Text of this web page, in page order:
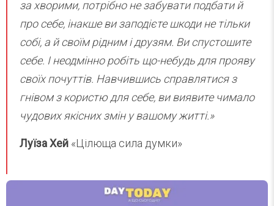
за хворими, потрібно не забувати подбати й
про себе, інакше ви заподієте шкоди не тільки
собі, а й своїм рідним і друзям. Ви спустошите
себе. І неодмінно робіть що-небудь для прояву
своїх почуттів. Навчившись справлятися з
гнівом з користю для себе, ви виявите чимало
чудових якісних змін у вашому житті.»
Луїза Хей «Цілюща сила думки»